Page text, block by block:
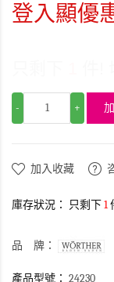
登入顯優
- +
加入收藏
庫存狀況： 只剩下1
品 牌：
產品型號： 24230